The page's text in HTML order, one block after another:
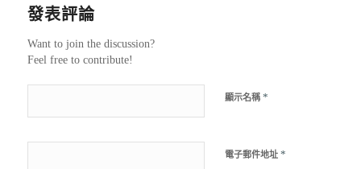
發表評論
Want to join the discussion?
Feel free to contribute!
顯示名稱 *
電子郵件地址 *